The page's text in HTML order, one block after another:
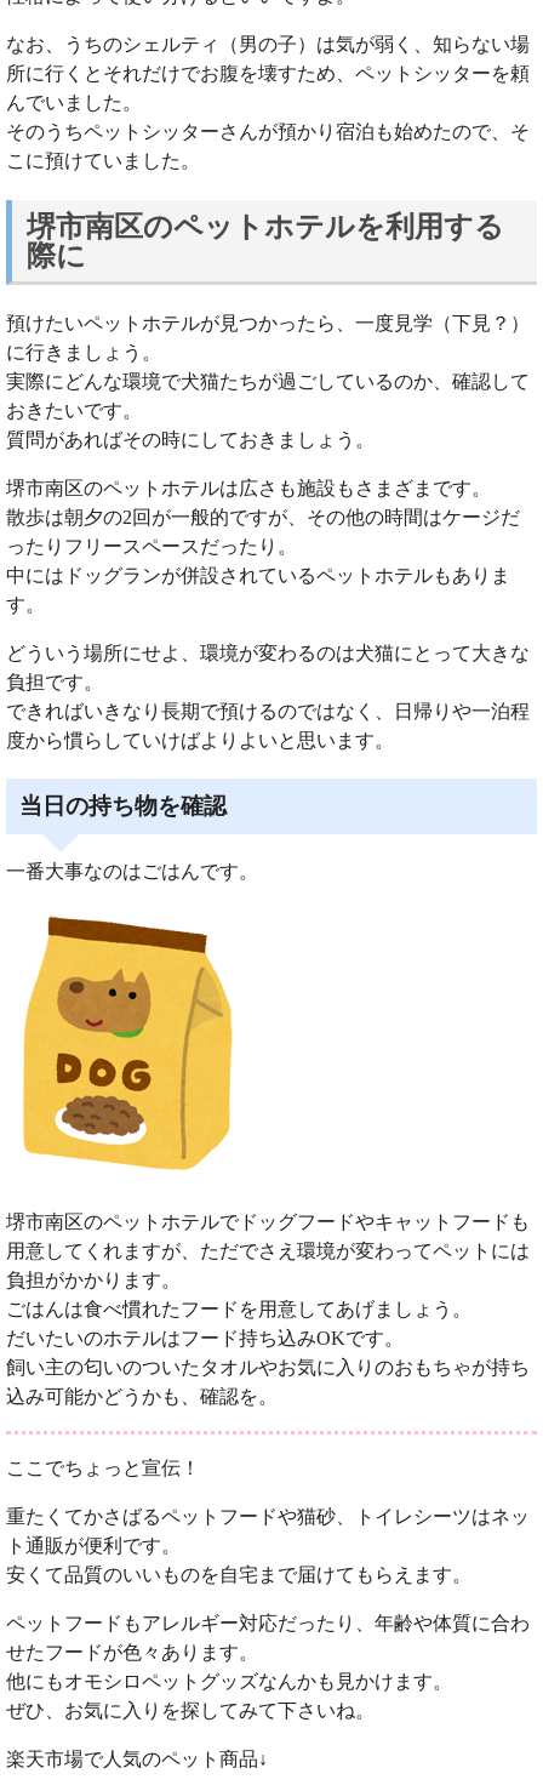
なお、うちのシェルティ（男の子）は気が弱く、知らない場
所に行くとそれだけでお腹を壊すため、ペットシッターを頼
んでいました。
そのうちペットシッターさんが預かり宿泊も始めたので、そ
こに預けていました。
堺市南区のペットホテルを利用する
際に
預けたいペットホテルが見つかったら、一度見学（下見？）
に行きましょう。
実際にどんな環境で犬猫たちが過ごしているのか、確認して
おきたいです。
質問があればその時にしておきましょう。
堺市南区のペットホテルは広さも施設もさまざまです。
散歩は朝夕の2回が一般的ですが、その他の時間はケージだ
ったりフリースペースだったり。
中にはドッグランが併設されているペットホテルもありま
す。
どういう場所にせよ、環境が変わるのは犬猫にとって大きな
負担です。
できればいきなり長期で預けるのではなく、日帰りや一泊程
度から慣らしていけばよりよいと思います。
当日の持ち物を確認
一番大事なのはごはんです。
堺市南区のペットホテルでドッグフードやキャットフードも
用意してくれますが、ただでさえ環境が変わってペットには
負担がかかります。
ごはんは食べ慣れたフードを用意してあげましょう。
だいたいのホテルはフード持ち込みOKです。
飼い主の匂いのついたタオルやお気に入りのおもちゃが持ち
込み可能かどうかも、確認を。
ここでちょっと宣伝！
重たくてかさばるペットフードや猫砂、トイレシーツはネッ
ト通販が便利です。
安くて品質のいいものを自宅まで届けてもらえます。
ペットフードもアレルギー対応だったり、年齢や体質に合わ
せたフードが色々あります。
他にもオモシロペットグッズなんかも見かけます。
ぜひ、お気に入りを探してみて下さいね。
楽天市場で人気のペット商品↓